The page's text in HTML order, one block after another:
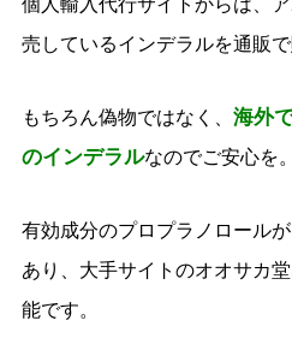
売しているインデラルを通販で
もちろん偽物ではなく、 海外
のインデラルなのでご安心を。
有効成分のプロプラノロール
あり、大手サイトのオオサカ
能です。